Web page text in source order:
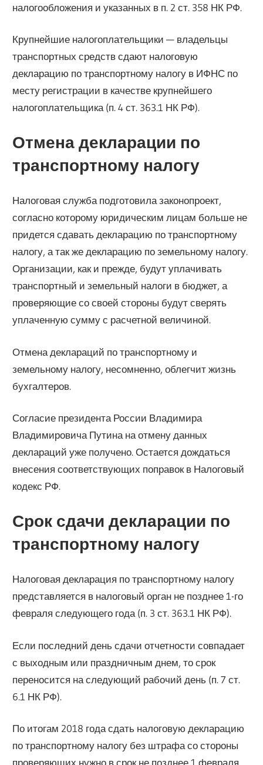
налогообложения и указанных в п. 2 ст. 358 НК РФ.
Крупнейшие налогоплательщики — владельцы
транспортных средств сдают налоговую
декларацию по транспортному налогу в ИФНС по
месту регистрации в качестве крупнейшего
налогоплательщика (п. 4 ст. 363.1 НК РФ).
Отмена декларации по
транспортному налогу
Налоговая служба подготовила законопроект,
согласно которому юридическим лицам больше не
придется сдавать декларацию по транспортному
налогу, а так же декларацию по земельному налогу.
Организации, как и прежде, будут уплачивать
транспортный и земельный налоги в бюджет, а
проверяющие со своей стороны будут сверять
уплаченную сумму с расчетной величиной.
Отмена деклараций по транспортному и
земельному налогу, несомненно, облегчит жизнь
бухгалтеров.
Согласие президента России Владимира
Владимировича Путина на отмену данных
деклараций уже получено. Остается дождаться
внесения соответствующих поправок в Налоговый
кодекс РФ.
Срок сдачи декларации по
транспортному налогу
Налоговая декларация по транспортному налогу
представляется в налоговый орган не позднее 1-го
февраля следующего года (п. 3 ст. 363.1 НК РФ).
Если последний день сдачи отчетности совпадает
с выходным или праздничным днем, то срок
переносится на следующий рабочий день (п. 7 ст.
6.1 НК РФ).
По итогам 2018 года сдать налоговую декларацию
по транспортному налогу без штрафа со стороны